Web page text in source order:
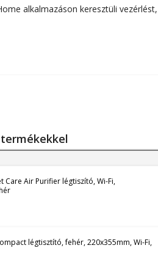
alkalmazáson keresztüli
Care Air Purifier légtiszító, Wi-Fi,
légtisztító, fehér, 220x355mm, Wi-Fi,